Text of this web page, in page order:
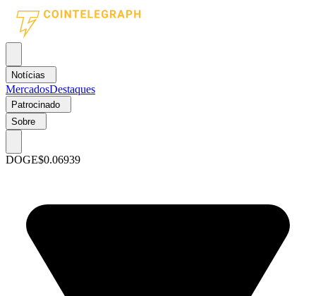
Notícias
MercadosDestaques
Patrocinado
Sobre
DOGE$0.06939